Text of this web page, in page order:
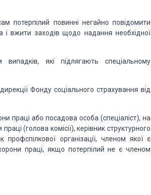
потерпілий повинні негайно повідомити
і вжити заходів щодо надання необхідної
які підлягають спеціальному
Фонду соціального страхування від
праці або посадова особа (спеціаліст), на
(голова комісії), керівник структурного
організації, членом якої є
праці, якщо потерпілий не є членом